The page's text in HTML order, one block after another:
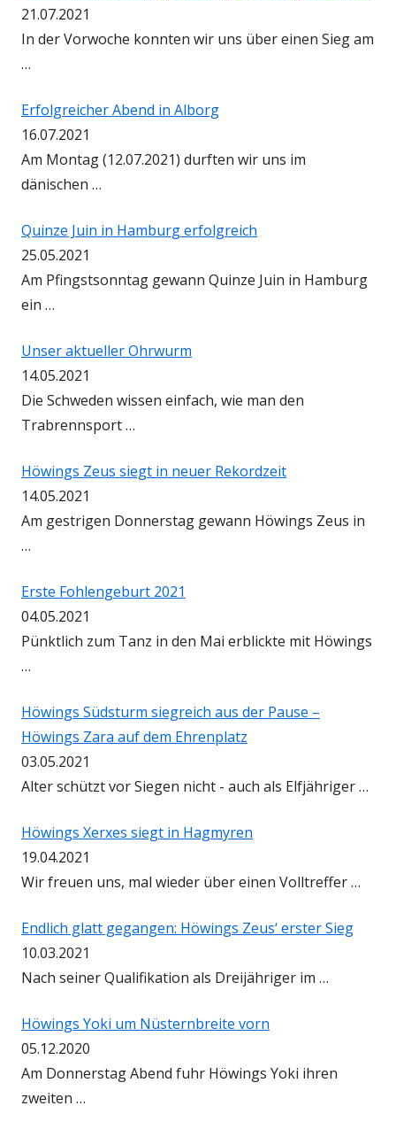
21.07.2021
In der Vorwoche konnten wir uns über einen Sieg am
…
Erfolgreicher Abend in Alborg
16.07.2021
Am Montag (12.07.2021) durften wir uns im
dänischen …
Quinze Juin in Hamburg erfolgreich
25.05.2021
Am Pfingstsonntag gewann Quinze Juin in Hamburg
ein …
Unser aktueller Ohrwurm
14.05.2021
Die Schweden wissen einfach, wie man den
Trabrennsport …
Höwings Zeus siegt in neuer Rekordzeit
14.05.2021
Am gestrigen Donnerstag gewann Höwings Zeus in
…
Erste Fohlengeburt 2021
04.05.2021
Pünktlich zum Tanz in den Mai erblickte mit Höwings
…
Höwings Südsturm siegreich aus der Pause –
Höwings Zara auf dem Ehrenplatz
03.05.2021
Alter schützt vor Siegen nicht - auch als Elfjähriger …
Höwings Xerxes siegt in Hagmyren
19.04.2021
Wir freuen uns, mal wieder über einen Volltreffer …
Endlich glatt gegangen: Höwings Zeus‘ erster Sieg
10.03.2021
Nach seiner Qualifikation als Dreijähriger im …
Höwings Yoki um Nüsternbreite vorn
05.12.2020
Am Donnerstag Abend fuhr Höwings Yoki ihren
zweiten …